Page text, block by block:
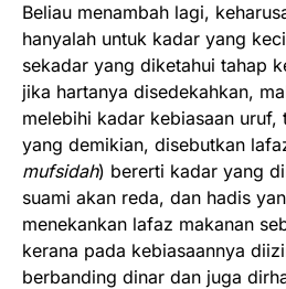
Beliau menambah lagi,
hanyalah untuk kadar yang
sekadar yang diketahui tahap
jika hartanya disedekahkan,
melebihi kadar kebiasaan
mufsidah) bererti kadar yang
suami akan reda, dan hadis
menekankan lafaz makanan
kerana pada kebiasaannya
berbanding dinar dan juga